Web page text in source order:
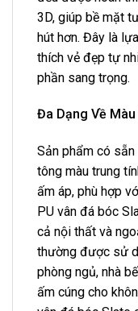
3D, giúp bề mặt
hút hơn. Đây là
thích vẻ đẹp tự
phần sang trọng.
Đa Dạng Về
Sản phẩm có sẵn
tông màu trung
ấm áp, phù hợp
PU vân đá bóc
cả nội thất và
thường được sử
phòng ngủ, nhà
ấm cúng cho